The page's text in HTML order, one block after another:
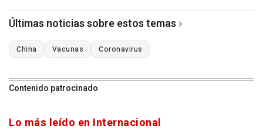
Últimas noticias sobre estos temas
China Vacunas Coronavirus
Contenido patrocinado
Lo más leído en Internacional